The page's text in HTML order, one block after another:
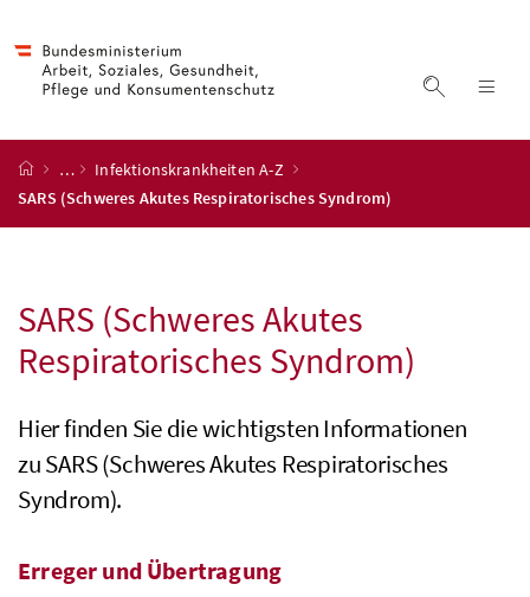
Suche
Startseite
…
Infektionskrankheiten A-Z
SARS (Schweres Akutes Respiratorisches Syndrom)
SARS (Schweres Akutes
Respiratorisches Syndrom)
Hier finden Sie die wichtigsten Informationen
zu SARS (Schweres Akutes Respiratorisches
Syndrom).
Erreger und Übertragung